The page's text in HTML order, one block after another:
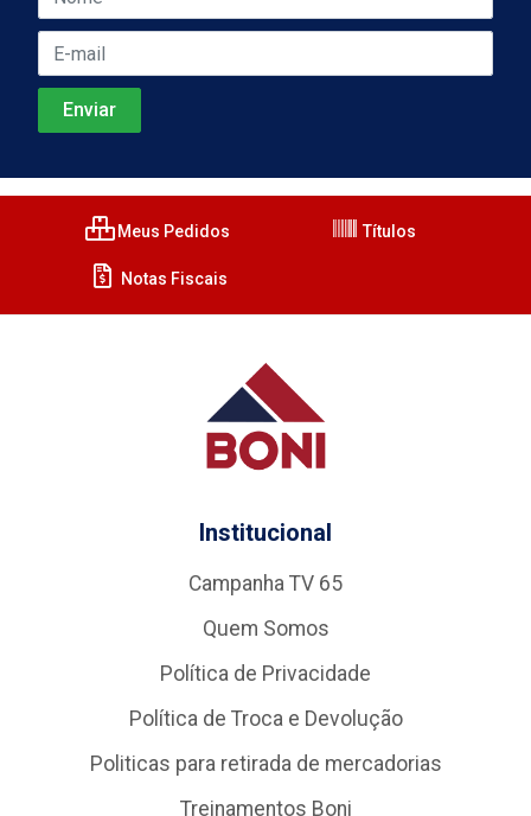
Meus Pedidos Títulos
Notas Fiscais
Institucional
Campanha TV 65
Quem Somos
Política de Privacidade
Política de Troca e Devolução
Politicas para retirada de mercadorias
Treinamentos Boni